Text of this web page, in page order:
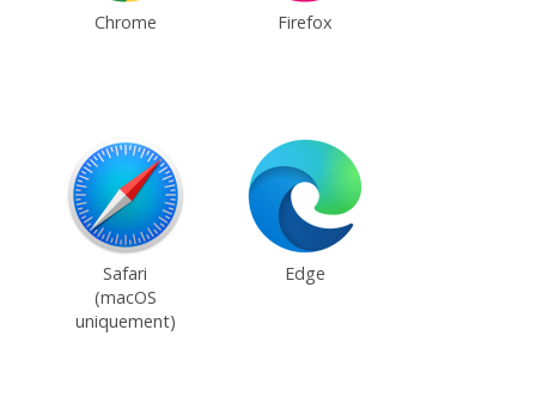
Chrome Firefox
Safari
(macOS
uniquement)
Edge